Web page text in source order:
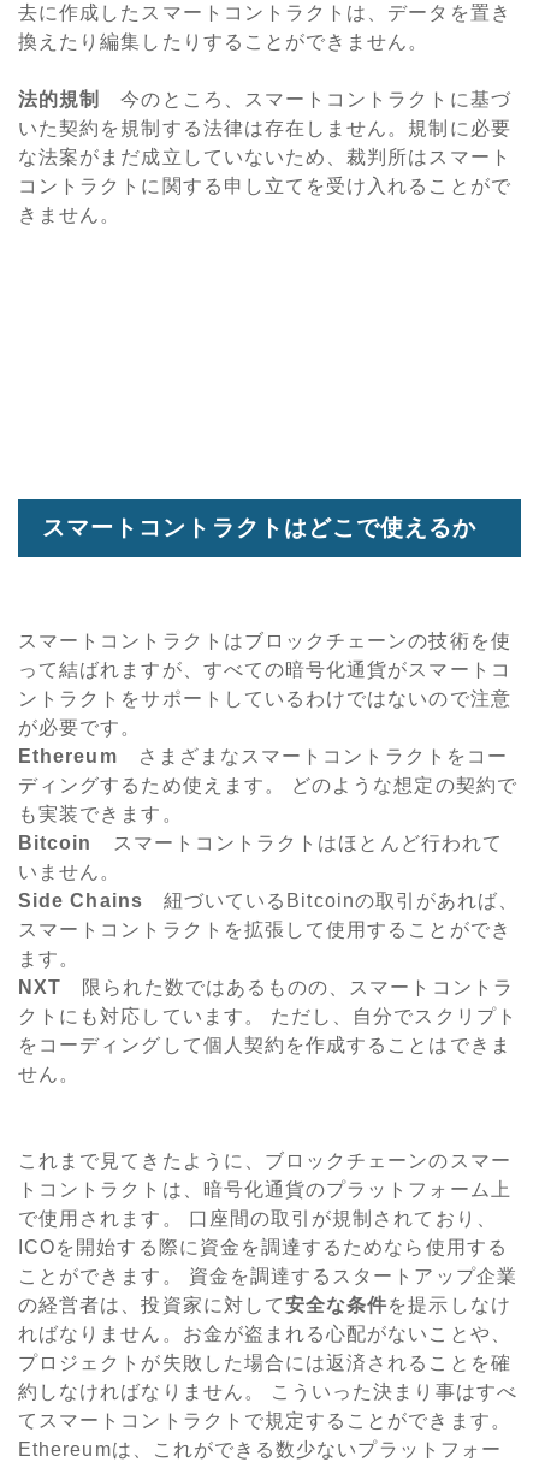
去に作成したスマートコントラクトは、データを置き
換えたり編集したりすることができません。
法的規制今のところ、スマートコントラクトに基づ
いた契約を規制する法律は存在しません。規制に必要
な法案がまだ成立していないため、裁判所はスマート
コントラクトに関する申し立てを受け入れることがで
きません。
スマートコントラクトはどこで使えるか
スマートコントラクトはブロックチェーンの技術を使
って結ばれますが、すべての暗号化通貨がスマートコ
ントラクトをサポートしているわけではないので注意
が必要です。
Ethereum
さまざまなスマートコントラクトをコー
ディングするため使えます。 どのような想定の契約で
も実装できます。
Bitcoin
スマートコントラクトはほとんど行われて
いません。
Side Chains 紐づいているBitcoinの取引があれば、
スマートコントラクトを拡張して使用することができ
ます。
NXT
限られた数ではあるものの、スマートコントラ
クトにも対応しています。 ただし、自分でスクリプト
をコーディングして個人契約を作成することはできま
せん。
これまで見てきたように、ブロックチェーンのスマー
トコントラクトは、暗号化通貨のプラットフォーム上
で使用されます。 口座間の取引が規制されており、
ICOを開始する際に資金を調達するためなら使用する
ことができます。 資金を調達するスタートアップ企業
の経営者は、投資家に対して安全な条件を提示しなけ
ればなりません。お金が盗まれる心配がないことや、
プロジェクトが失敗した場合には返済されることを確
約しなければなりません。 こういった決まり事はすべ
てスマートコントラクトで規定することができます。
Ethereumは、これができる数少ないプラットフォー